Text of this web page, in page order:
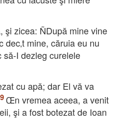
şi zicea: ÑDupă mine vine
mine, căruia eu nu
I dezleg curelele
cu apă; dar El vă va
Œn vremea aceea, a venit
şi a fost botezat de Ioan